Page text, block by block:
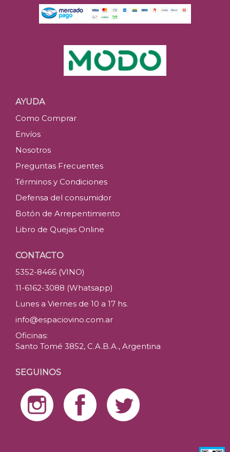
AYUDA
Como Comprar
Envíos
Nosotros
Preguntas Frecuentes
Términos y Condiciones
Defensa del consumidor
Botón de Arrepentimiento
Libro de Quejas Online
CONTACTO
5352-8466 (VINO)
11-6162-3088 (Whatsapp)
Lunes a Viernes de 10 a 17 hs.
info@espaciovino.com.ar
Oficinas:
Santo Tomé 3852, C.A.B.A., Argentina
SEGUINOS